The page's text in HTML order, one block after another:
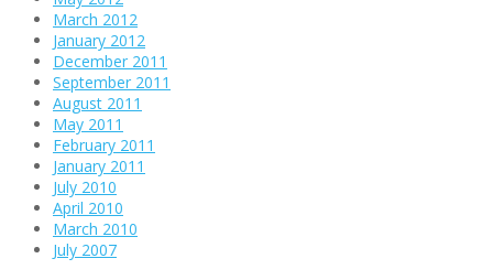
March 2012
January 2012
December 2011
September 2011
August 2011
May 2011
February 2011
January 2011
July 2010
April 2010
March 2010
July 2007